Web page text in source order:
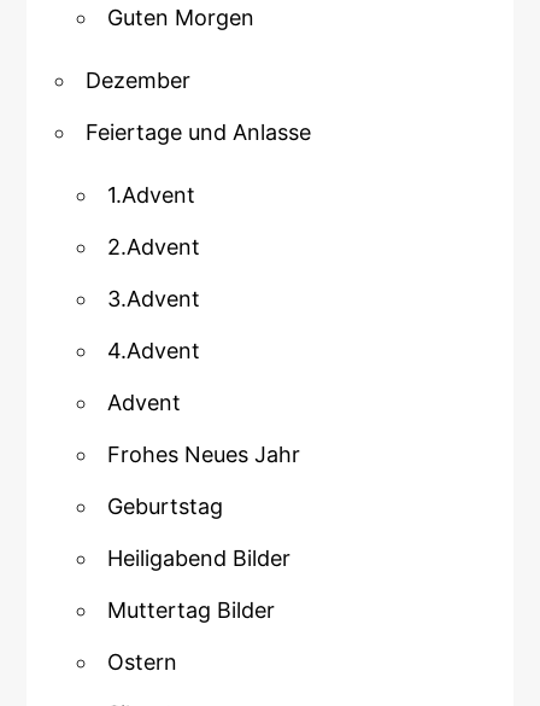
Guten Morgen
Dezember
Feiertage und Anlasse
1.Advent
2.Advent
3.Advent
4.Advent
Advent
Frohes Neues Jahr
Geburtstag
Heiligabend Bilder
Muttertag Bilder
Ostern